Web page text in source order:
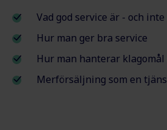
Vad god service är - och
Hur man ger bra service
Hur man hanterar
Merförsäljning som en